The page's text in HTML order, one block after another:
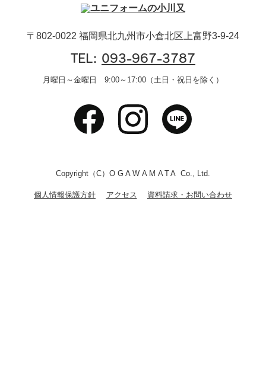
〒802-0022 福岡県北九州市小倉北区上富野3-9-24
TEL: 093-967-3787
月曜日～金曜日 9:00～17:00（土日・祝日を除く）
Copyright（C）OGAWAMATA Co., Ltd.
個人情報保護方針 アクセス 資料請求・お問い合わせ